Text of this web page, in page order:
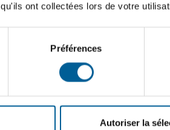
ont collectées lors de votre
Préférences
Autoriser la
d’action concerté.
et faire preuve d’un esprit de
positive le travail du comité;
travail.